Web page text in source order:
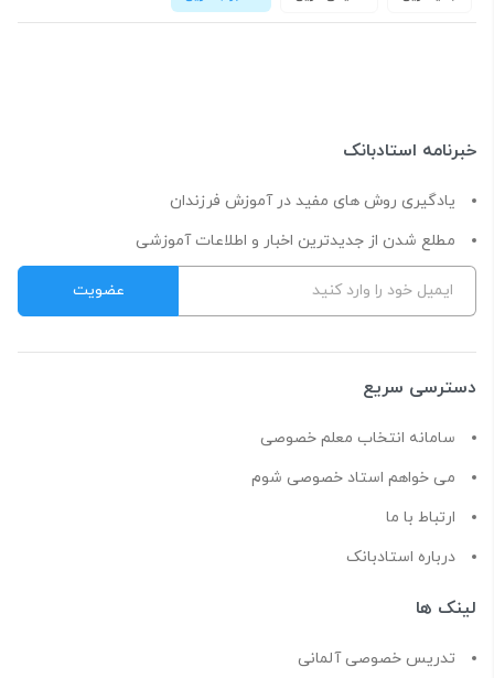
خبرنامه استادبانک
یادگیری روش های مفید در آموزش فرزندان
مطلع شدن از جدیدترین اخبار و اطلاعات آموزشی
دسترسی سریع
سامانه انتخاب معلم خصوصی
می خواهم استاد خصوصی شوم
ارتباط با ما
درباره استادبانک
لینک ها
تدریس خصوصی آلمانی